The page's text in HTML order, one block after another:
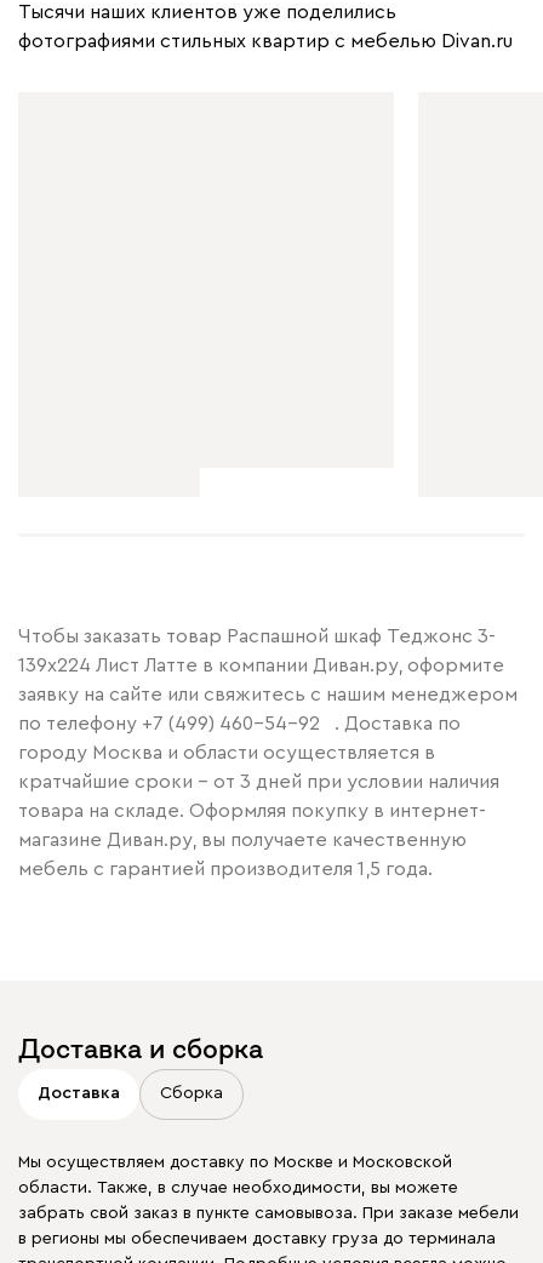
Тысячи наших клиентов уже поделились
фотографиями стильных квартир с мебелью Divan.ru
Чтобы заказать товар Распашной шкаф Теджонс 3-
139x224 Лист Латте в компании Диван.ру, оформите
заявку на сайте или свяжитесь с нашим менеджером
по телефону +7 (499) 460-54-92
. Доставка по
городу Москва и области осуществляется в
кратчайшие сроки – от 3 дней при условии наличия
товара на складе. Оформляя покупку в интернет-
магазине Диван.ру, вы получаете качественную
мебель с гарантией производителя 1,5 года.
Доставка и сборка
Доставка Сборка
Мы осуществляем доставку по Москве и Московской
области. Также, в случае необходимости, вы можете
забрать свой заказ в пункте самовывоза. При заказе мебели
в регионы мы обеспечиваем доставку груза до терминала